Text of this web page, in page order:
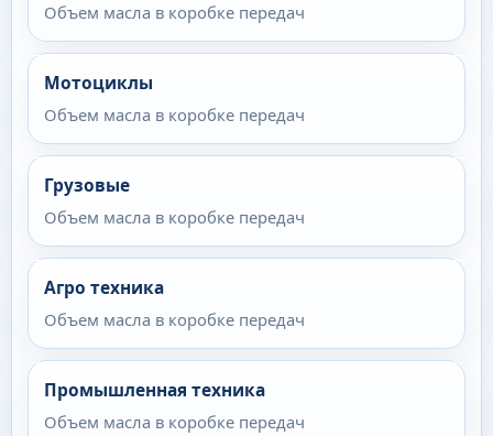
Объем масла в коробке передач
Мотоциклы
Объем масла в коробке передач
Грузовые
Объем масла в коробке передач
Агро техника
Объем масла в коробке передач
Промышленная техника
Объем масла в коробке передач